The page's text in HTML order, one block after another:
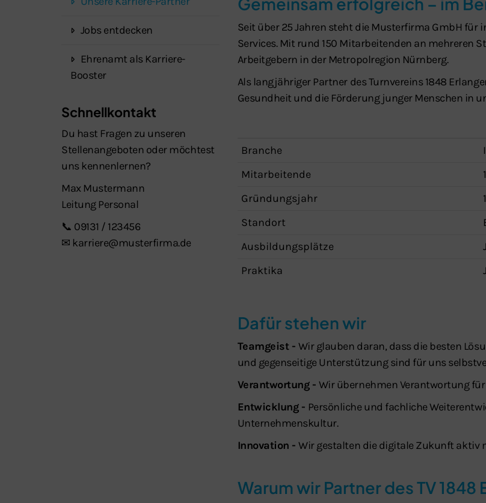
Schließen
Seit über 25 Jahren steht die Musterfirma GmbH für
Services. Mit rund 150 Mitarbeitenden an mehreren
Arbeitgebern in der Metropolregion Nürnberg.
Als langjähriger Partner des Turnvereins 1848
Gesundheit und die Förderung junger Menschen in
Branche
Mitarbeitende
Gründungsjahr
Standort
Ausbildungsplätze
Praktika
Dafür stehen wir
Teamgeist - Wir glauben daran, dass die besten
und gegenseitige Unterstützung sind für uns
Verantwortung - Wir übernehmen Verantwortung
Entwicklung - Persönliche und fachliche
Unternehmenskultur.
Innovation -Wir gestalten die digitale Zukunft aktiv
Warum wir Partner des TV 1848
Jobs entdecken
Ehrenamt als Karriere-
Booster
Schnellkontakt
Du hast Fragen zu unseren
Stellenangeboten oder möchtest
uns kennenlernen?
Max Mustermann
Leitung Personal
📞 09131 / 123456
✉ karriere@musterfirma.de